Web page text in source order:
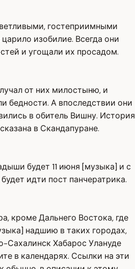
гостеприимными
изобилие. Всегда они
и угощали их просадом.
от них милостыню, и
бедности. А впоследствии они
в обитель Вишну. История
в Скандапуране.
будет 11 июня [музыка] и с
идти пост панчератрика.
кроме Дальнего Востока, где
надшию в таких городах,
Сахалинск Хабарос Улануде
в календарях. Ссылки на эти